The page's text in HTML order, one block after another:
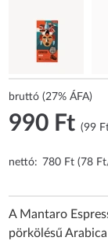
bruttó (27% ÁFA)
990 Ft(99
nettó: 780 Ft (78
A Mantaro
pörkölésű